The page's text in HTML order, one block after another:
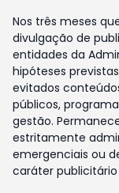
Nos três meses
divulgação de
entidades da
hipóteses
evitados
públicos,
gestão.
estritamente
emergenciais ou
caráter